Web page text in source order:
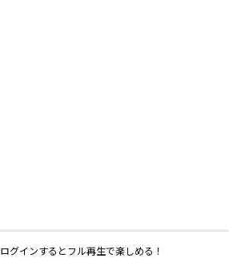
ログインするとフル再生で楽しめる！